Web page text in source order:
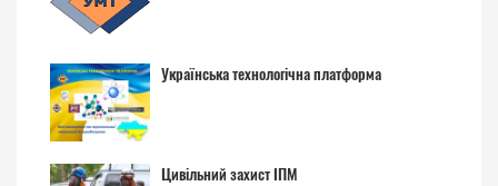
Українська технологічна платформа
Цивільний захист ІПМ